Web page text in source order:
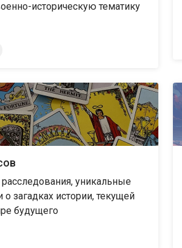
историческую тематику
уникальные
о загадках истории, текущей
будущего